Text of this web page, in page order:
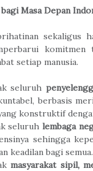
Masa Depan
sekaligus
setiap manusia.
seluruh
berbasis
konstruktif
seluruh lembaga
sehingga
keadilan bagi semua.
masyarakat sipil,